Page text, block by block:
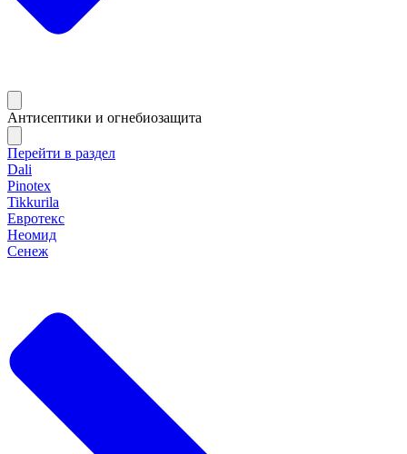
Антисептики и огнебиозащита
Перейти в раздел
Dali
Pinotex
Tikkurila
Евротекс
Неомид
Сенеж